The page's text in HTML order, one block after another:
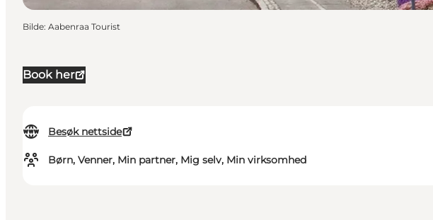
Book her
Besøk nettside
Børn, Venner, Min partner, Mig selv, Min virksomhed
Bilde: Aabenraa Tourist